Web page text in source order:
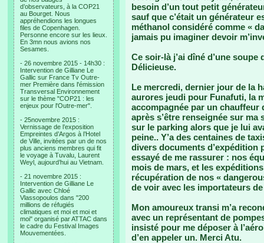
d’observateurs, à la COP21
au Bourget. Nous
appréhendions les longues
files de Copenhagen.
Personne encore sur les lieux.
En 3mn nous avions nos
Sesames.
- 26 novembre 2015 - 14h30 :
Intervention de Gilliane Le
Gallic sur France Tv Outre-
mer Première dans l'émission
Transversal Environnement
sur le thème "COP21 : les
enjeux pour l'Outre-mer".
- 25novembre 2015 :
Vernissage de l’exposition
Empreintes d’Argos à l’Hotel
de Ville, invitées par un de nos
plus anciens membres qui fit
le voyage à Tuvalu, Laurent
Weyl, aujourd’hui au Vietnam.
- 21 novembre 2015 :
Intervention de Gilliane Le
Gallic avec Chloé
Vlassopoulos dans "200
millions de réfugiés
climatiques et moi et moi et
moi" organisé par ATTAC dans
le cadre du Festival Images
Mouvementées.
besoin d’un tout petit
sauf que c’était un générateur
méthanol considéré comme «
jamais pu imaginer devoir
Ce soir-là j’ai dîné d’une
Délicieuse.
Le mercredi, dernier jour de la
aurores jeudi pour Funafuti, la
accompagnée par un chauffeur
après s’être renseignée sur ma
sur le parking alors que je lui
peine.. Y’a des centaines de
divers documents d’expédition
essayé de me rassurer : nos
mois de mars, et les
récupération de nos «
de voir avec les importateurs
Mon amoureux transi m’a
avec un représentant de
insisté pour me déposer à
d’en appeler un. Merci Atu.